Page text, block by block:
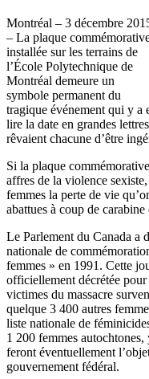
Montréal – 3 décembre
– La plaque
installée sur les terrains de
l’École Polytechnique de
Montréal demeure un
symbole permanent du
tragique événement qui y a
lire la date en grandes
rêvaient chacune d’être
Si la plaque
affres de la violence
femmes la perte de vie
abattues à coup de
Le Parlement du Canada a
nationale de
femmes » en 1991. Cette
officiellement décrétée
victimes du massacre
quelque 3 400 autres
liste nationale de
1 200 femmes
feront éventuellement
gouvernement fédéral.